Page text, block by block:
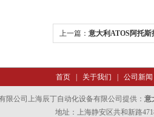
上一篇： 意大利ATOS阿托
首页| 关于我们 公司新闻
限公司上海辰丁自动化设备有限公司提供： 意
地址：上海静安区共和新路